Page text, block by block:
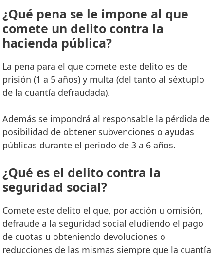
¿Qué pena se le impone al que
comete un delito contra la
hacienda pública?
La pena para el que comete este delito es de
prisión (1 a 5 años) y multa (del tanto al séxtuplo
de la cuantía defraudada).
Además se impondrá al responsable la pérdida de
posibilidad de obtener subvenciones o ayudas
públicas durante el periodo de 3 a 6 años.
¿Qué es el delito contra la
seguridad social?
Comete este delito el que, por acción u omisión,
defraude a la seguridad social eludiendo el pago
de cuotas u obteniendo devoluciones o
reducciones de las mismas siempre que la cuantía